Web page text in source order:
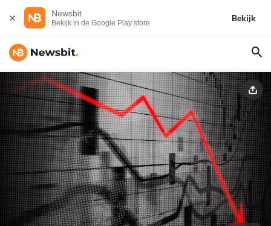
Newsbit
Bekijk in de Google Play store
Bekijk